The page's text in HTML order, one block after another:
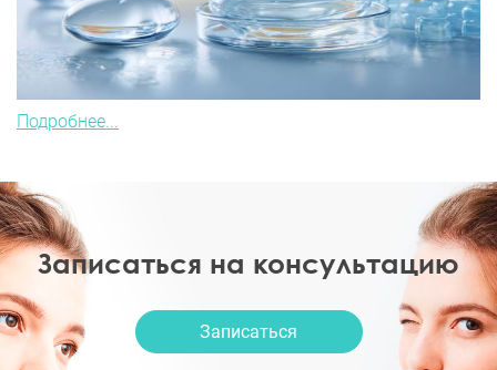
Подробнее...
Записаться на консультацию
Записаться